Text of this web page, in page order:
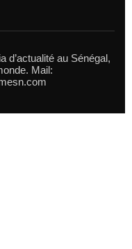
d’actualité au Sénégal,
Mail: